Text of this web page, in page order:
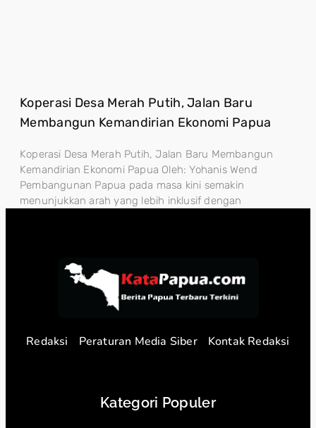
Koperasi Desa Merah Putih, Jalan Baru
Membangun Kemandirian Ekonomi Papua
Koperasi Desa Merah Putih, Jalan Baru Membangun
Kemandirian Ekonomi Papua Oleh: Yohanis Wend
Pembangunan Papua pada masa kini semakin
menunjukkan arah yang lebih inklusif dengan
Redaksi Peraturan Media Siber Kontak Redaksi
Kategori Populer